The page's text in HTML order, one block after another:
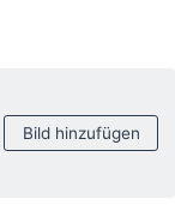
Bild hinzufügen